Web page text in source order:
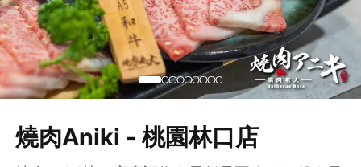
燒肉Aniki - 桃園林口店